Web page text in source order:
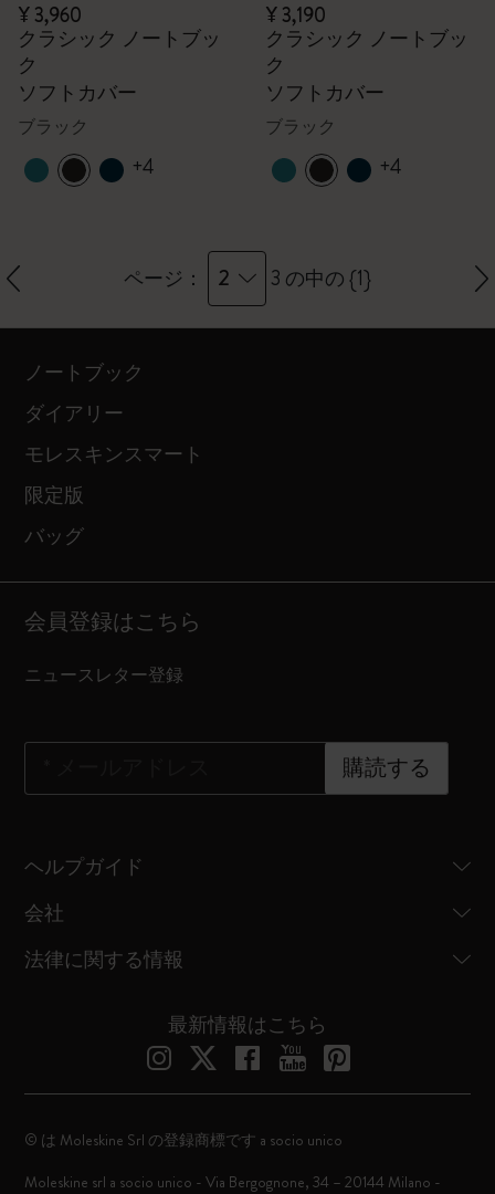
¥ 3,960
クラシック ノートブッ
ク
ソフトカバー
ブラック
+4
¥ 3,190
クラシック ノートブッ
ク
ソフトカバー
ブラック
+4
ページ： 2 3 の中の {1}
ノートブック
ダイアリー
モレスキンスマート
限定版
バッグ
会員登録はこちら
ニュースレター登録
購読する
ヘルプガイド
会社
法律に関する情報
最新情報はこちら
© は Moleskine Srl の登録商標です a socio unico
Moleskine srl a socio unico - Via Bergognone, 34 – 20144 Milano -